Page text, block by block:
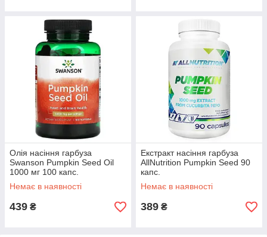
Олія насіння гарбуза
Swanson Pumpkin Seed Oil
1000 мг 100 капс.
Немає в наявності
439 ₴
Екстракт насіння гарбуза
AllNutrition Pumpkin Seed 90
капс.
Немає в наявності
389 ₴